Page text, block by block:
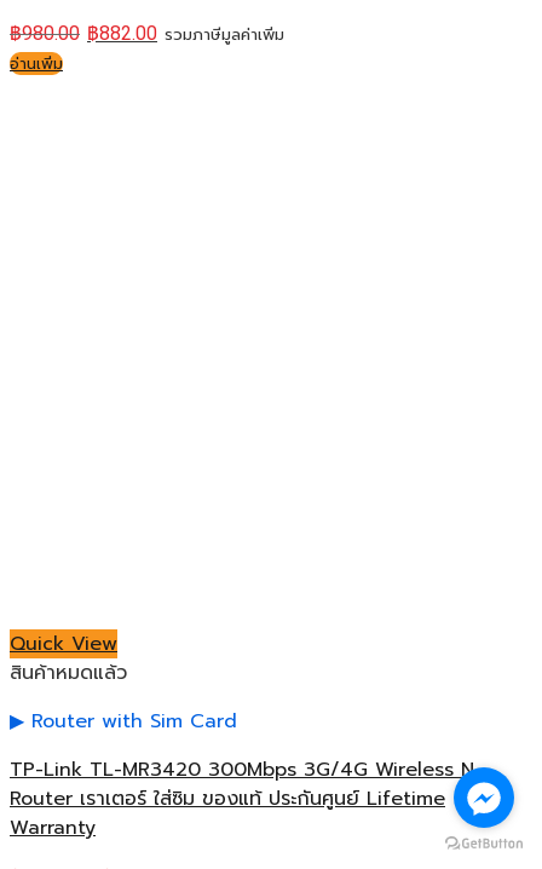
฿980.00 ฿882.00 รวมภาษีมูลค่าเพิ่ม
อ่านเพิ่ม
Quick View
สินค้าหมดแล้ว
Router with Sim Card
TP-Link TL-MR3420 300Mbps 3G/4G Wireless N
Router เราเตอร์ ใส่ซิม ของแท้ ประกันศูนย์ Lifetime
Warranty